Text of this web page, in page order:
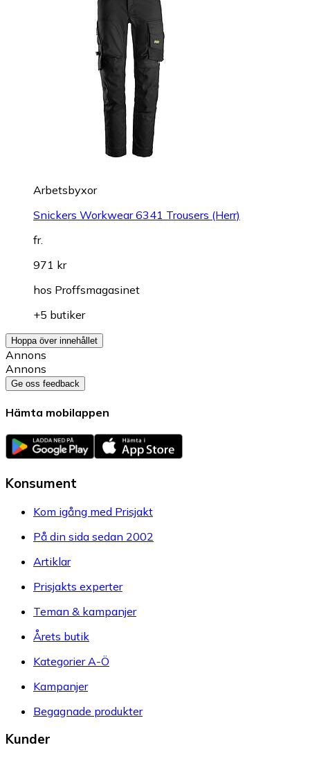
Arbetsbyxor
Snickers Workwear 6341 Trousers (Herr)
fr.
971 kr
hos Proffsmagasinet
+5 butiker
Hoppa över innehållet
Annons
Annons
Ge oss feedback
Hämta mobilappen
Konsument
Kom igång med Prisjakt
På din sida sedan 2002
Artiklar
Prisjakts experter
Teman & kampanjer
Årets butik
Kategorier A-Ö
Kampanjer
Begagnade produkter
Kunder